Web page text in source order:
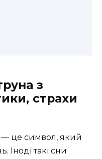
з
страхи
— це символ, який
Іноді такі сни